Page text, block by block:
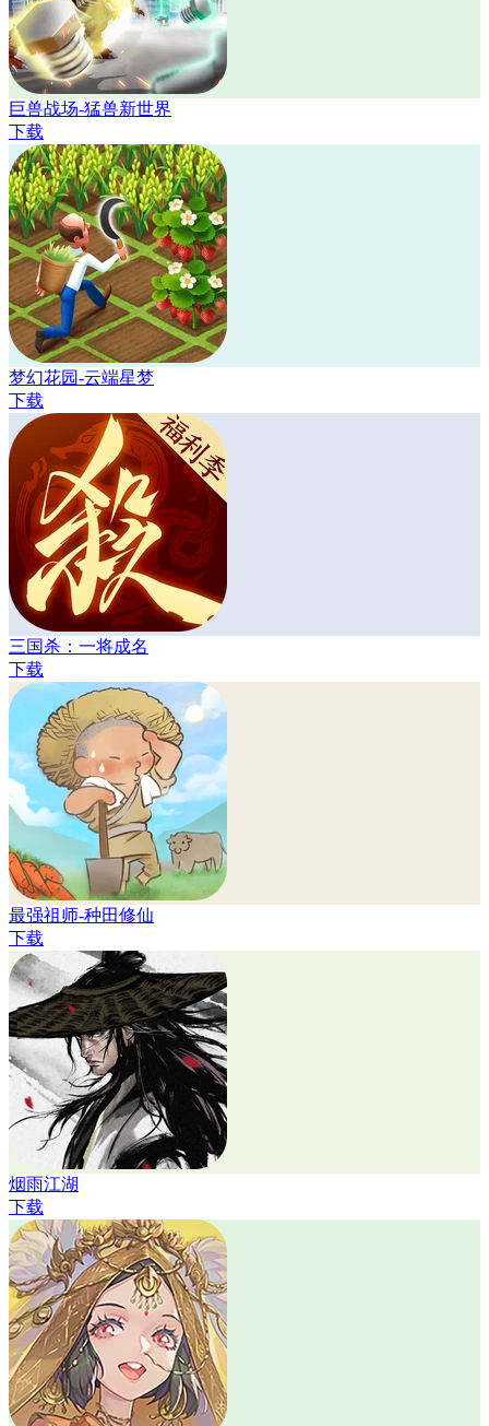
巨兽战场-猛兽新世界
下载
梦幻花园-云端星梦
下载
三国杀：一将成名
下载
最强祖师-种田修仙
下载
烟雨江湖
下载